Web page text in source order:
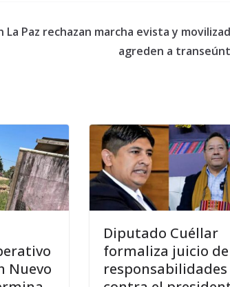
La Paz rechazan marcha evista y
agreden a
Nuevo
Diputado Cuéllar
formaliza juicio de
responsabilidades